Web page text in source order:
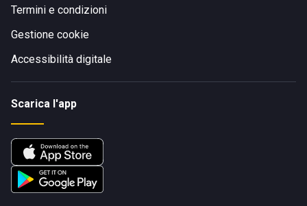
Termini e condizioni
Gestione cookie
Accessibilità digitale
Scarica l'app